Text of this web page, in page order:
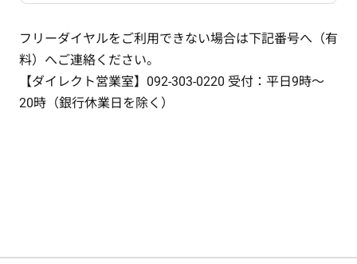
フリーダイヤルをご利用できない場合は下記番号へ（有
料）へご連絡ください。
【ダイレクト営業室】092-303-0220 受付：平日9時～
20時（銀行休業日を除く）